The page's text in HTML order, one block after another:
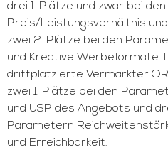
drei 1. Plätze und zwar bei
Preis/Leistungsverhältnis
zwei 2. Plätze bei den
und Kreative Werbeformate.
drittplatzierte Vermarkter
zwei 1. Plätze bei den
und USP des Angebots und
Parametern
und Erreichbarkeit.